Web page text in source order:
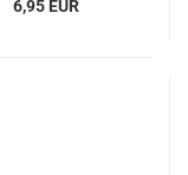
6,95 EUR